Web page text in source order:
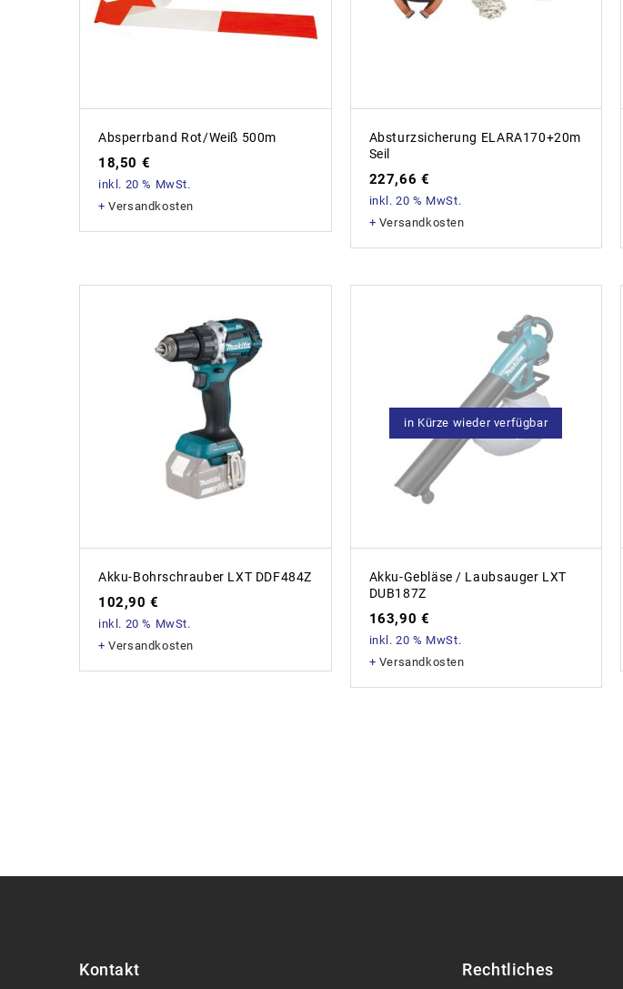
Absperrband Rot/weiß 500m
18,50 €
inkl. 20 % MwSt.
+Versandkosten
Absturzsicherung ELARA170+20m
Seil
227,66 €
inkl. 20 % MwSt.
+ Versandkosten
Akku-Bohrschrauber LXT DDF484Z
102,90€
inkl. 20 % MwSt.
+Versandkosten
in Kürze wieder verfügbar
Akku-Gebläse / Laubsauger LXT
DUB187Z
163,90 €
inkl. 20 % MwSt.
+ Versandkosten
Kontakt Rechtliches